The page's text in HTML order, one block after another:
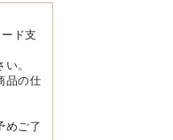
ド支
。
品の仕
めご了